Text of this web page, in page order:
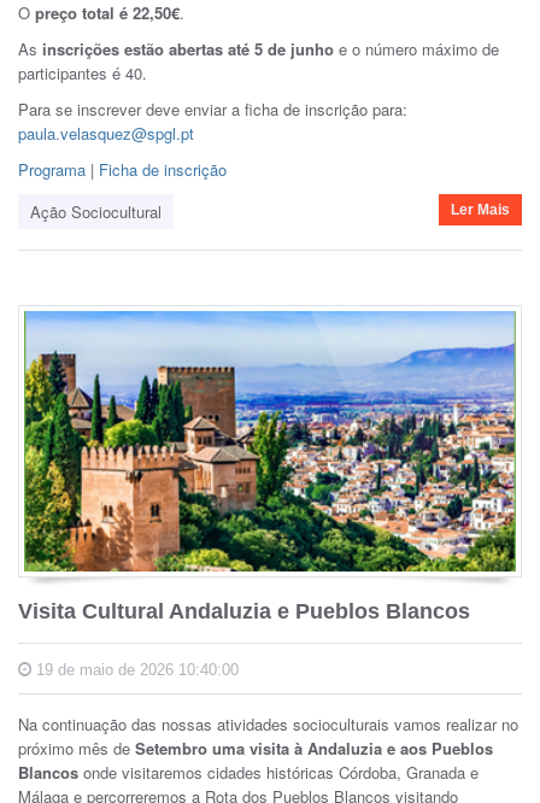
O preço total é 22,50€.
As inscrições estão abertas até 5 de junho e o número máximo de
participantes é 40.
Para se inscrever deve enviar a ficha de inscrição para:
paula.velasquez@spgl.pt
Programa | Ficha de inscrição
Ação Sociocultural
Ler Mais
Visita Cultural Andaluzia e Pueblos Blancos
19 de maio de 2026 10:40:00
Na continuação das nossas atividades socioculturais vamos realizar no
próximo mês de Setembro uma visita à Andaluzia e aos Pueblos
Blancos onde visitaremos cidades históricas Córdoba, Granada e
Málaga e percorreremos a Rota dos Pueblos Blancos visitando